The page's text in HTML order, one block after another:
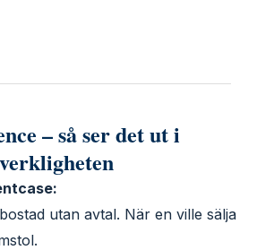
– så ser det ut i
verkligheten
utan avtal. När en ville sälja